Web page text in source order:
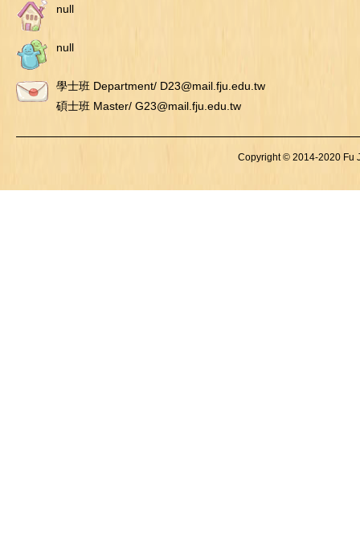
null
null
學士班 Department/ D23@mail.fju.edu.tw
碩士班 Master/ G23@mail.fju.edu.tw
Copyright © 2014-2020 Fu